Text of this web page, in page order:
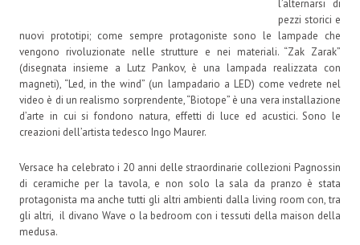
l’alternarsi di
pezzi storici e
nuovi prototipi; come sempre protagoniste sono le lampade che
vengono rivoluzionate nelle strutture e nei materiali. “Zak Zarak”
(disegnata insieme a Lutz Pankov, è una lampada realizzata con
magneti), “Led, in the wind” (un lampadario a LED) come vedrete nel
video è di un realismo sorprendente, “Biotope” è una vera installazione
d’arte in cui si fondono natura, effetti di luce ed acustici. Sono le
creazioni dell’artista tedesco Ingo Maurer.
Versace ha celebrato i 20 anni delle straordinarie collezioni Pagnossin
di ceramiche per la tavola, e non solo la sala da pranzo è stata
protagonista ma anche tutti gli altri ambienti dalla living room con, tra
gli altri, il divano Wave o la bedroom con i tessuti della maison della
medusa.